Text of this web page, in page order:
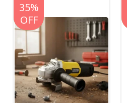
20%
OFF
35%
OFF